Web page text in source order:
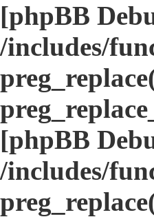
[phpBB
/includes/
[phpBB
/includes/